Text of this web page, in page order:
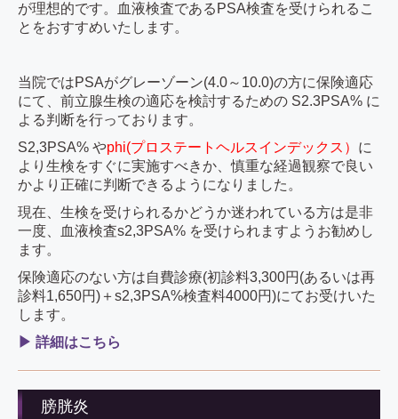
が理想的です。血液検査であるPSA検査を受けられるこ
とをおすすめいたします。
当院ではPSAがグレーゾーン(4.0～10.0)の方に保険適応
にて、前立腺生検の適応を検討するための S2.3PSA% に
よる判断を行っております。
S2,3PSA% やphi(プロステートヘルスインデックス） に
より生検をすぐに実施すべきか、慎重な経過観察で良い
かより正確に判断できるようになりました。
現在、生検を受けられるかどうか迷われている方は是非
一度、血液検査s2,3PSA% を受けられますようお勧めし
ます。
保険適応のない方は自費診療(初診料3,300円(あるいは再
診料1,650円)＋s2,3PSA%検査料4000円)にてお受けいた
します。
▶ 詳細はこちら
膀胱炎